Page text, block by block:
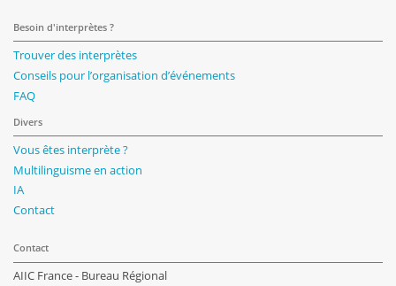
Besoin d'interprètes ?
Trouver des interprètes
Conseils pour l’organisation d’événements
FAQ
Divers
Vous êtes interprète ?
Multilinguisme en action
IA
Contact
Contact
AIIC France - Bureau Régional